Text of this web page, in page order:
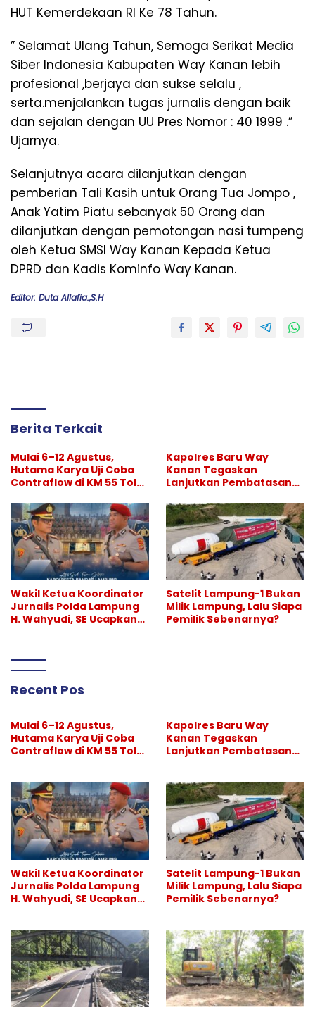
HUT Kemerdekaan RI Ke 78 Tahun.
” Selamat Ulang Tahun, Semoga Serikat Media
Siber Indonesia Kabupaten Way Kanan lebih
profesional ,berjaya dan sukse selalu ,
serta.menjalankan tugas jurnalis dengan baik
dan sejalan dengan UU Pres Nomor : 40 1999 .”
Ujarnya.
Selanjutnya acara dilanjutkan dengan
pemberian Tali Kasih untuk Orang Tua Jompo ,
Anak Yatim Piatu sebanyak 50 Orang dan
dilanjutkan dengan pemotongan nasi tumpeng
oleh Ketua SMSI Way Kanan Kepada Ketua
DPRD dan Kadis Kominfo Way Kanan.
Editor: Duta Allafia.,S.H
Berita Terkait
Mulai 6–12 Agustus,
Hutama Karya Uji Coba
Contraflow di KM 55 Tol
Kapolres Baru Way
Kanan Tegaskan
Lanjutkan Pembatasan
Melawan Narkoba
Berlanjut
Wakil Ketua Koordinator
Jurnalis Polda Lampung
H. Wahyudi, SE Ucapkan
Lampung
Satelit Lampung-1 Bukan
Milik Lampung, Lalu Siapa
Pemilik Sebenarnya?
Recent Pos
Mulai 6–12 Agustus,
Hutama Karya Uji Coba
Contraflow di KM 55 Tol
Kapolres Baru Way
Kanan Tegaskan
Lanjutkan Pembatasan
Berlanjut
Wakil Ketua Koordinator
Jurnalis Polda Lampung
H. Wahyudi, SE Ucapkan
Lampung
Satelit Lampung-1 Bukan
Milik Lampung, Lalu Siapa
Pemilik Sebenarnya?